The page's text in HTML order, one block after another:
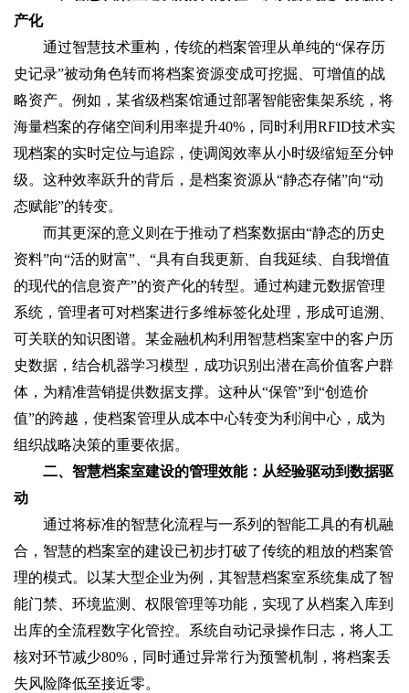
产化
通过智慧技术重构，传统的档案管理从单纯的“保存历
史记录”被动角色转而将档案资源变成可挖掘、可增值的战
略资产。例如，某省级档案馆通过部署智能密集架系统，将
海量档案的存储空间利用率提升40%，同时利用RFID技术实
现档案的实时定位与追踪，使调阅效率从小时级缩短至分钟
级。这种效率跃升的背后，是档案资源从“静态存储”向“动
态赋能”的转变。
而其更深的意义则在于推动了档案数据由“静态的历史
资料”向“活的财富”、“具有自我更新、自我延续、自我增值
的现代的信息资产”的资产化的转型。通过构建元数据管理
系统，管理者可对档案进行多维标签化处理，形成可追溯、
可关联的知识图谱。某金融机构利用智慧档案室中的客户历
史数据，结合机器学习模型，成功识别出潜在高价值客户群
体，为精准营销提供数据支撑。这种从“保管”到“创造价
值”的跨越，使档案管理从成本中心转变为利润中心，成为
组织战略决策的重要依据。
二、智慧档案室建设的管理效能：从经验驱动到数据驱
动
通过将标准的智慧化流程与一系列的智能工具的有机融
合，智慧的档案室的建设已初步打破了传统的粗放的档案管
理的模式。以某大型企业为例，其智慧档案室系统集成了智
能门禁、环境监测、权限管理等功能，实现了从档案入库到
出库的全流程数字化管控。系统自动记录操作日志，将人工
核对环节减少80%，同时通过异常行为预警机制，将档案丢
失风险降低至接近零。